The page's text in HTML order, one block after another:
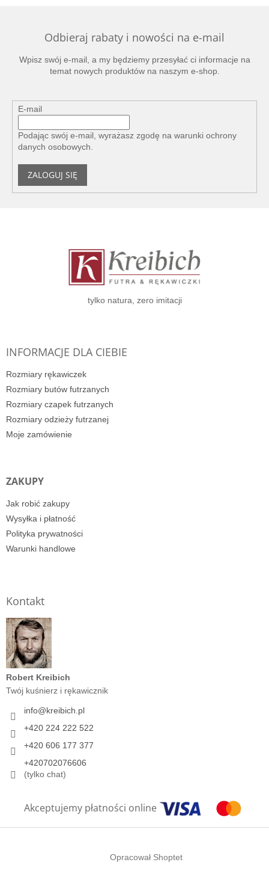
Odbieraj rabaty i nowości na e-mail
Wpisz swój e-mail, a my będziemy przesyłać ci informacje na
temat nowych produktów na naszym e-shop.
E-mail
Podając swój e-mail, wyrażasz zgodę na warunki ochrony
danych osobowych.
ZALOGUJ SIĘ
tylko natura, zero imitacji
INFORMACJE DLA CIEBIE
Rozmiary rękawiczek
Rozmiary butów futrzanych
Rozmiary czapek futrzanych
Rozmiary odzieży futrzanej
Moje zamówienie
ZAKUPY
Jak robić zakupy
Wysyłka i płatność
Polityka prywatności
Warunki handlowe
Kontakt
Robert Kreibich
Twój kuśnierz i rękawicznik
info@kreibich.pl
+420 224 222 522
+420 606 177 377
+420702076606
(tylko chat)
Akceptujemy płatności online
Opracował Shoptet